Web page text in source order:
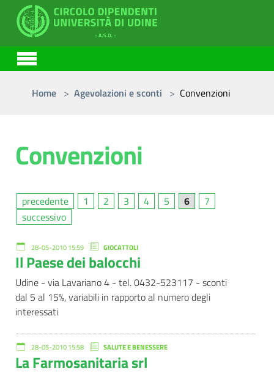
Skip to main content
Home
Agevolazioni e sconti Convenzioni
Convenzioni
precedente 1 2 3 4 5 6
7
successivo
28-05-2010 15:59 GIOCATTOLI
Il Paese dei balocchi
Udine - via Lavariano 4 - tel. 0432-523117 - sconti
dal 5 al 15%, variabili in rapporto al numero degli
interessati
28-05-2010 15:58 SALUTE E BENESSERE
La Farmosanitaria srl